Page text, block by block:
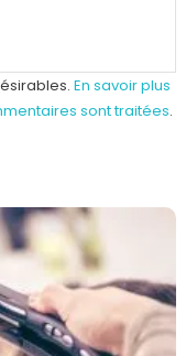
En savoir plus
sont traitées.